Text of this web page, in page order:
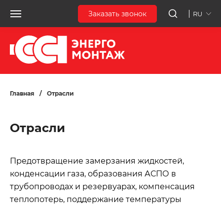
Заказать звонок RU
Главная / Отрасли
Отрасли
Предотвращение замерзания жидкостей,
конденсации газа, образования АСПО в
трубопроводах и резервуарах, компенсация
теплопотерь, поддержание температуры